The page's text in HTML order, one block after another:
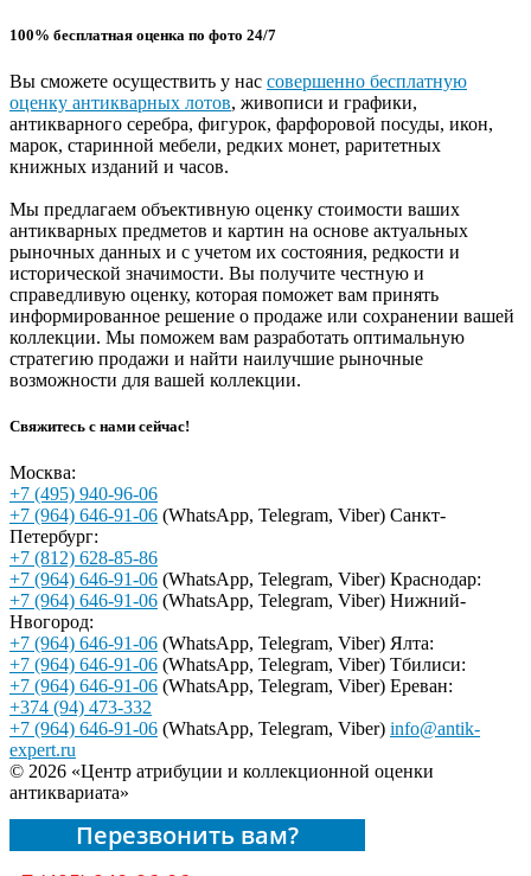
100% бесплатная оценка по фото 24/7
Вы сможете осуществить у нас совершенно бесплатную
оценку антикварных лотов, живописи и графики,
антикварного серебра, фигурок, фарфоровой посуды, икон,
марок, старинной мебели, редких монет, раритетных
книжных изданий и часов.
Мы предлагаем объективную оценку стоимости ваших
антикварных предметов и картин на основе актуальных
рыночных данных и с учетом их состояния, редкости и
исторической значимости. Вы получите честную и
справедливую оценку, которая поможет вам принять
информированное решение о продаже или сохранении вашей
коллекции. Мы поможем вам разработать оптимальную
стратегию продажи и найти наилучшие рыночные
возможности для вашей коллекции.
Свяжитесь с нами сейчас!
Москва:
+7 (495) 940-96-06
+7 (964) 646-91-06 (WhatsApp, Telegram, Viber) Санкт-
Петербург:
+7 (812) 628-85-86
+7 (964) 646-91-06 (WhatsApp, Telegram, Viber) Краснодар:
+7 (964) 646-91-06 (WhatsApp, Telegram, Viber) Нижний-
Нвогород:
+7 (964) 646-91-06 (WhatsApp, Telegram, Viber) Ялта:
+7 (964) 646-91-06 (WhatsApp, Telegram, Viber) Тбилиси:
+7 (964) 646-91-06 (WhatsApp, Telegram, Viber) Ереван:
+374 (94) 473-332
+7 (964) 646-91-06 (WhatsApp, Telegram, Viber) info@antik-
expert.ru
© 2026 «Центр атрибуции и коллекционной оценки
антиквариата»
Перезвонить вам?